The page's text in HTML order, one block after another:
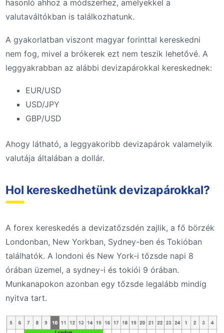
hasonló ahhoz a módszerhez, amelyekkel a
valutaváltókban is találkozhatunk.
A gyakorlatban viszont magyar forinttal kereskedni
nem fog, mivel a brókerek ezt nem teszik lehetővé. A
leggyakrabban az alábbi devizapárokkal kereskednek:
EUR/USD
USD/JPY
GBP/USD
Ahogy látható, a leggyakoribb devizapárok valamelyik
valutája általában a dollár.
Hol kereskedhetünk devizapárokkal?
A forex kereskedés a devizatőzsdén zajlik, a fő börzék
Londonban, New Yorkban, Sydney-ben és Tokióban
találhatók. A londoni és New York-i tőzsde napi 8
órában üzemel, a sydney-i és tokiói 9 órában.
Munkanapokon azonban egy tőzsde legalább mindig
nyitva tart.